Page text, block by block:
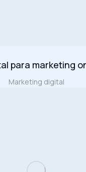
para marketing
Marketing digital